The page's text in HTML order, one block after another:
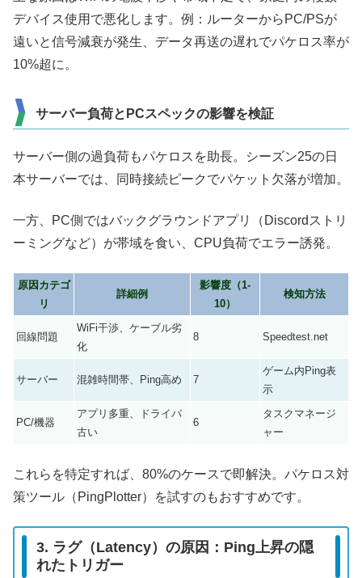
デバイス使用で悪化します。例：ルーターからPC/PSが
遠いと信号減衰が発生、データ再送の遅れでパケロス率が
10%超に。
サーバー負荷とPCスペックの影響を検証
サーバー側の過負荷もパケロスを助長。シーズン25の日
本サーバーでは、同時接続ピークでパケット欠落が増加。
一方、PC側ではバックグラウンドアプリ（Discordストリ
ーミングなど）が帯域を食い、CPU負荷でエラー誘発。
原因カテゴ
リ
詳細例
影響度（1-
10）
検知方法
回線問題
WiFi干渉、ケーブル劣
化
8 Speedtest.net
サーバー 混雑時間帯、Ping高め 7
ゲーム内Ping表
示
PC/機器
アプリ多重、ドライバ
古い
6
タスクマネージ
ャー
これらを特定すれば、80%のケースで即解決。パケロス対
策ツール（PingPlotter）を試すのもおすすめです。
3. ラグ（Latency）の原因：Ping上昇の隠
れたトリガー